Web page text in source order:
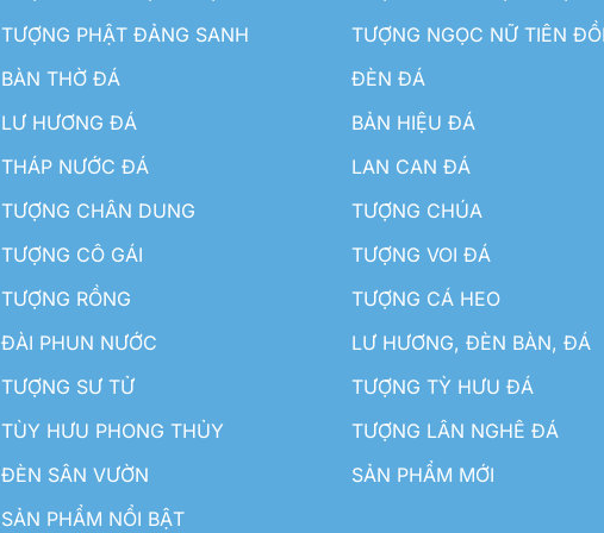
TƯỢNG PHẬT ĐẢNG SANH
TƯỢNG NGỌC NỮ TIÊN
BÀN THỜ ĐÁ
ĐÈN ĐÁ
LƯ HƯƠNG ĐÁ
BẢN HIỆU ĐÁ
THÁP NƯỚC ĐÁ
LAN CAN ĐÁ
TƯỢNG CHÂN DUNG
TƯỢNG CHÚA
TƯỢNG CÔ GÁI
TƯỢNG VOI ĐÁ
TƯỢNG RỒNG
TƯỢNG CÁ HEO
ĐÀI PHUN NƯỚC
LƯ HƯƠNG, ĐÈN BÀN, ĐÁ
TƯỢNG SƯ TỬ
TƯỢNG TỲ HƯU ĐÁ
TÙY HƯU PHONG THỦY
TƯỢNG LÂN NGHÊ ĐÁ
ĐÈN SÂN VƯỜN
SẢN PHẨM MỚI
SẢN PHẨM NỔI BẬT